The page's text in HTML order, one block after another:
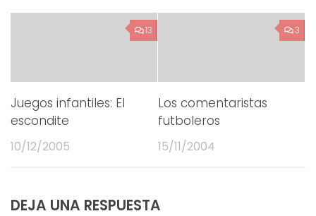
13
Juegos infantiles: El
escondite
10/12/2005
3
Los comentaristas
futboleros
15/11/2004
DEJA UNA RESPUESTA